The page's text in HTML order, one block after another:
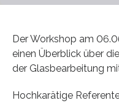
Der Workshop am
einen Überblick über
der Glasbearbeitung
Hochkarätige